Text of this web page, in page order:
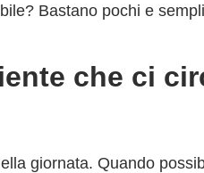
Bastano pochi e
che ci
giornata. Quando